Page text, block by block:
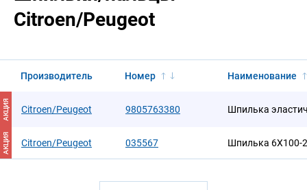
Citroen/Peugeot
Производитель Номер Наименование
АКЦИЯ Citroen/Peugeot 9805763380 Шпилька
АКЦИЯ Citroen/Peugeot 035567 Шпилька 6X100-